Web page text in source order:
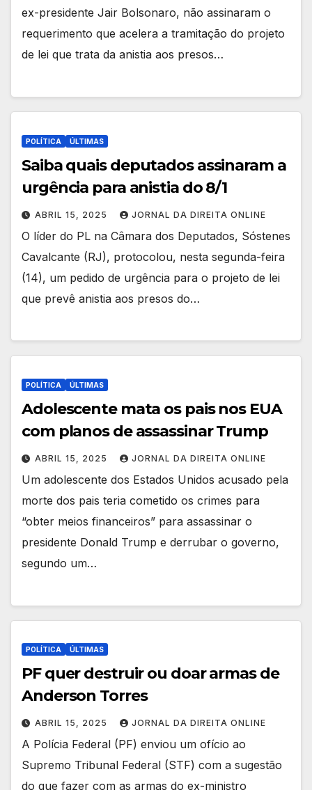
ex-presidente Jair Bolsonaro, não assinaram o
requerimento que acelera a tramitação do projeto
de lei que trata da anistia aos presos…
POLÍTICA ÚLTIMAS
Saiba quais deputados assinaram a
urgência para anistia do 8/1
ABRIL 15, 2025 JORNAL DA DIREITA ONLINE
O líder do PL na Câmara dos Deputados, Sóstenes
Cavalcante (RJ), protocolou, nesta segunda-feira
(14), um pedido de urgência para o projeto de lei
que prevê anistia aos presos do…
POLÍTICA ÚLTIMAS
Adolescente mata os pais nos EUA
com planos de assassinar Trump
ABRIL 15, 2025 JORNAL DA DIREITA ONLINE
Um adolescente dos Estados Unidos acusado pela
morte dos pais teria cometido os crimes para
“obter meios financeiros” para assassinar o
presidente Donald Trump e derrubar o governo,
segundo um…
POLÍTICA ÚLTIMAS
PF quer destruir ou doar armas de
Anderson Torres
ABRIL 15, 2025 JORNAL DA DIREITA ONLINE
A Polícia Federal (PF) enviou um ofício ao
Supremo Tribunal Federal (STF) com a sugestão
do que fazer com as armas do ex-ministro